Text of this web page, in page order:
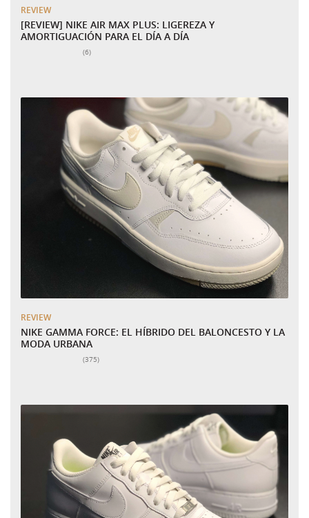
REVIEW
[REVIEW] NIKE AIR MAX PLUS: LIGEREZA Y
AMORTIGUACIÓN PARA EL DÍA A DÍA
Número total de valoraciones:
(6)
REVIEW
NIKE GAMMA FORCE: EL HÍBRIDO DEL BALONCESTO Y LA
MODA URBANA
Número total de valoraciones:
(375)